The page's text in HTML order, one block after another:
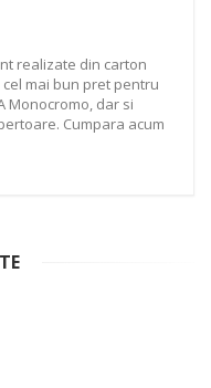
realizate din carton
mai bun pret pentru
Monocromo, dar si
Cumpara acum